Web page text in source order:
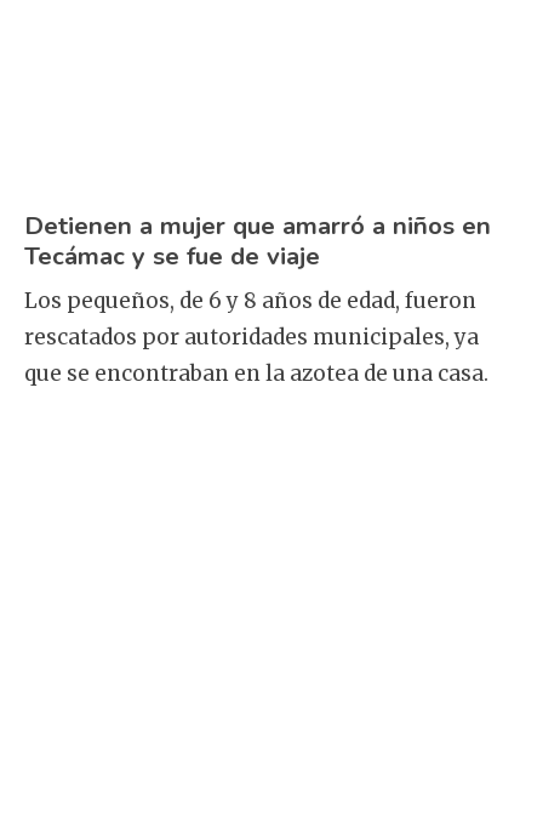
Detienen a mujer que amarró a niños en
Tecámac y se fue de viaje
Los pequeños, de 6 y 8 años de edad, fueron
rescatados por autoridades municipales, ya
que se encontraban en la azotea de una casa.